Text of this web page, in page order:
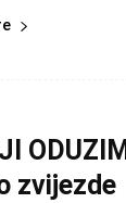
zvijezde